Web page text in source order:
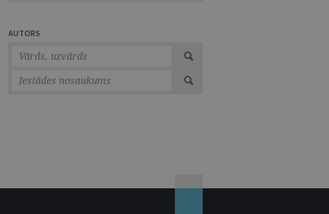
AUTORS